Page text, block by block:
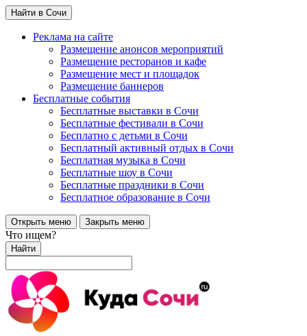
Найти в Сочи
Реклама на сайте
Размещение анонсов мероприятий
Размещение ресторанов и кафе
Размещение мест и площадок
Размещение баннеров
Бесплатные события
Бесплатные выставки в Сочи
Бесплатные фестивали в Сочи
Бесплатно с детьми в Сочи
Бесплатный активный отдых в Сочи
Бесплатная музыка в Сочи
Бесплатные шоу в Сочи
Бесплатные праздники в Сочи
Бесплатное образование в Сочи
Открыть меню Закрыть меню
Что ищем?
Найти